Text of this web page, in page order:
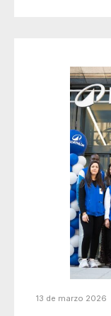
13 de marzo 2026